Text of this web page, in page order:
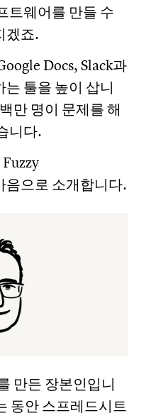
트웨어를 만들 수
겠죠.
Docs, Slack과
툴을 높이 삽니
만 명이 문제를 해
니다.
음으로 소개합니다.
만든 장본인입니
동안 스프레드시트